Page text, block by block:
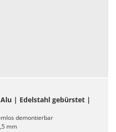
| Edelstahl gebürstet |
demontierbar
mm